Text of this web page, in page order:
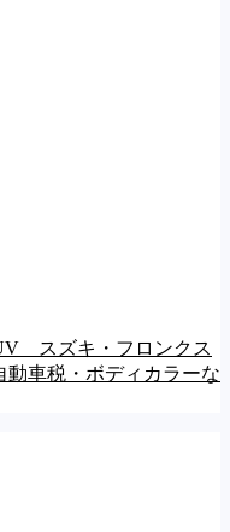
スズキ・フロンクス
動車税・ボディカラーな